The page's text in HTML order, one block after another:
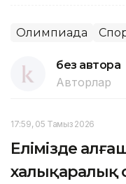
Олимпиада
без автора
Авторлар
17:59, 05 Тамыз 2026
Елімізде
халықаралық